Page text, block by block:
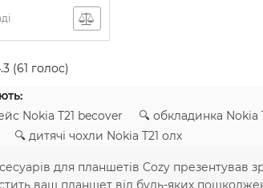
(61 голос)
Nokia T21 becover 🔍 обкладинка
дитячі чохли Nokia T21 олх
для планшетів Cozy презентував
ваш планшет від будь-яких